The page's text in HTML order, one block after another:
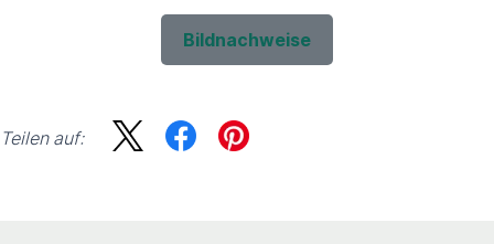
Bildnachweise
Teilen auf: